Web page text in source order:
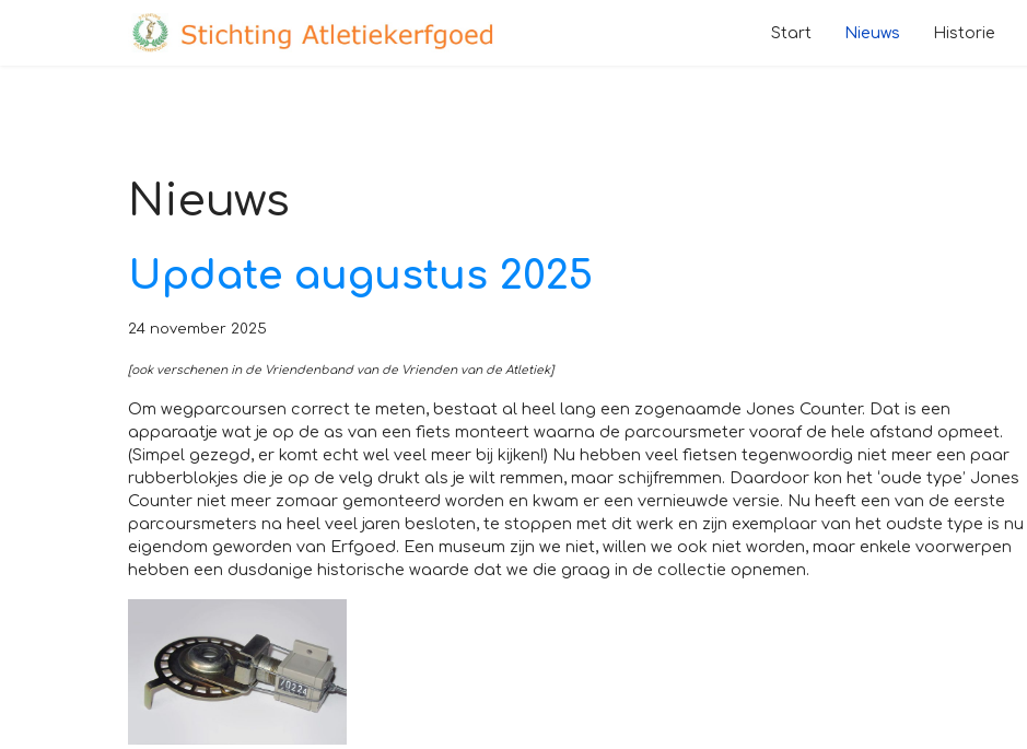
Start Nieuws Historie
Nieuws
Update augustus 2025
24 november 2025
[ook verschenen in de Vriendenband van de Vrienden van de Atletiek]
Om wegparcoursen correct te meten, bestaat al heel lang een zogenaamde Jones Counter. Dat is een
apparaatje wat je op de as van een fiets monteert waarna de parcoursmeter vooraf de hele afstand opmeet.
(Simpel gezegd, er komt echt wel veel meer bij kijken!) Nu hebben veel fietsen tegenwoordig niet meer een paar
rubberblokjes die je op de velg drukt als je wilt remmen, maar schijfremmen. Daardoor kon het ‘oude type’ Jones
Counter niet meer zomaar gemonteerd worden en kwam er een vernieuwde versie. Nu heeft een van de eerste
parcoursmeters na heel veel jaren besloten, te stoppen met dit werk en zijn exemplaar van het oudste type is nu
eigendom geworden van Erfgoed. Een museum zijn we niet, willen we ook niet worden, maar enkele voorwerpen
hebben een dusdanige historische waarde dat we die graag in de collectie opnemen.